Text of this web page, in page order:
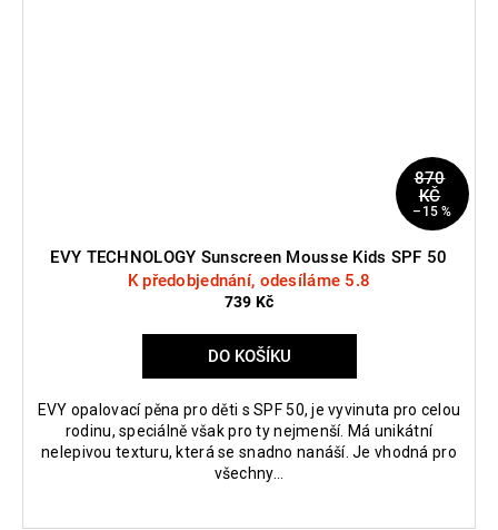
870
KČ
–15 %
EVY TECHNOLOGY Sunscreen Mousse Kids SPF 50
K předobjednání, odesíláme 5.8
739 Kč
DO KOŠÍKU
EVY opalovací pěna pro děti s SPF 50, je vyvinuta pro celou
rodinu, speciálně však pro ty nejmenší. Má unikátní
nelepivou texturu, která se snadno nanáší. Je vhodná pro
všechny...